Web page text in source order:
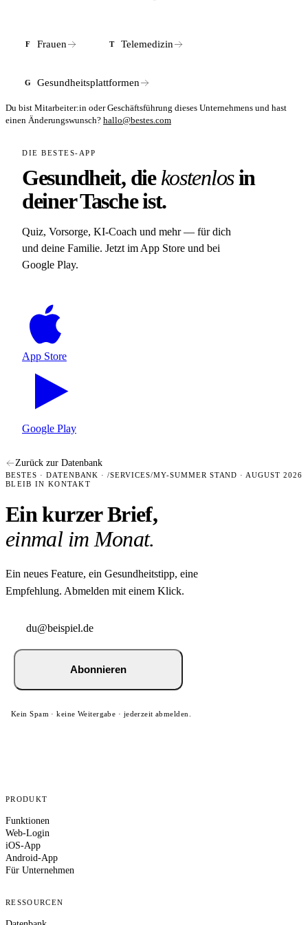
erfährst du direkt bei MySummer im Bestellprozess oder auf
F Frauen T Telemedizin
G Gesundheitsplattformen
Du bist Mitarbeiter:in oder Geschäftsführung dieses Unternehmens und hast
einen Änderungswunsch? hallo@bestes.com
DIE BESTES-APP
Gesundheit, diekostenlosin
deiner Tasche ist.
Quiz, Vorsorge, KI-Coach und mehr — für dich
und deine Familie. Jetzt im App Store und bei
Google Play.
App Store
Google Play
Zurück zur Datenbank
BESTES · DATENBANK · /SERVICES/MY-SUMMER STAND · AUGUST 2026
BLEIB IN KONTAKT
Ein kurzer Brief,
einmal im Monat.
Ein neues Feature, ein Gesundheitstipp, eine
Empfehlung. Abmelden mit einem Klick.
Abonnieren
Kein Spam · keine Weitergabe · jederzeit abmelden.
PRODUKT
Funktionen
Web-Login
iOS-App
Android-App
Für Unternehmen
RESSOURCEN